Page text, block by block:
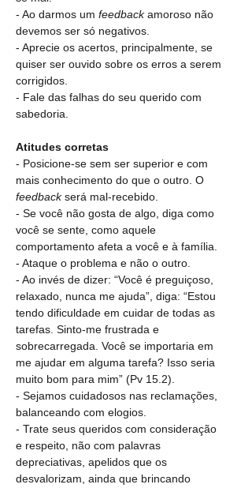
- Ao darmos um feedback amoroso não
devemos ser só negativos.
- Aprecie os acertos, principalmente, se
quiser ser ouvido sobre os erros a serem
corrigidos.
- Fale das falhas do seu querido com
sabedoria.
Atitudes corretas
- Posicione-se sem ser superior e com
mais conhecimento do que o outro. O
feedback será mal-recebido.
- Se você não gosta de algo, diga como
você se sente, como aquele
comportamento afeta a você e à família.
- Ataque o problema e não o outro.
- Ao invés de dizer: “Você é preguiçoso,
relaxado, nunca me ajuda”, diga: “Estou
tendo dificuldade em cuidar de todas as
tarefas. Sinto-me frustrada e
sobrecarregada. Você se importaria em
me ajudar em alguma tarefa? Isso seria
muito bom para mim” (Pv 15.2).
- Sejamos cuidadosos nas reclamações,
balanceando com elogios.
- Trate seus queridos com consideração
e respeito, não com palavras
depreciativas, apelidos que os
desvalorizam, ainda que brincando